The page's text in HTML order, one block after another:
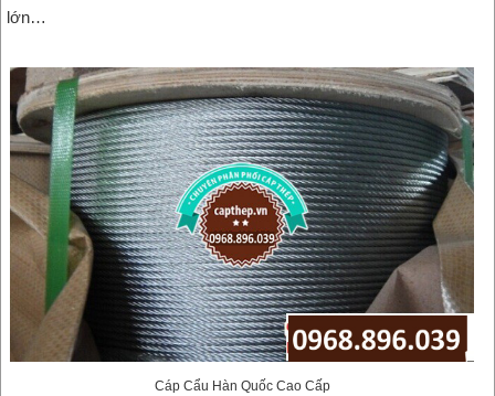
lớn…
Cáp Cẩu Hàn Quốc Cao Cấp